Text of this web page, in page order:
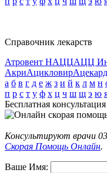
Справочник лекарств
Атровент НАЦЦАЦЦ
АкриАцикловир
а б в г д е ж з и й к л м н
п р с т у ф х ц ч ш щ э ю
Бесплатная консультация
Консультируют врачи
Скорая Помощь Онлайн.
Ваше Имя: